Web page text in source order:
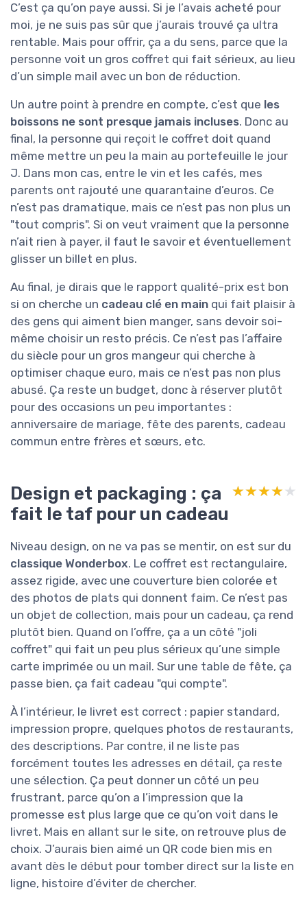
C’est ça qu’on paye aussi. Si je l’avais acheté pour
moi, je ne suis pas sûr que j’aurais trouvé ça ultra
rentable. Mais pour offrir, ça a du sens, parce que la
personne voit un gros coffret qui fait sérieux, au lieu
d’un simple mail avec un bon de réduction.
Un autre point à prendre en compte, c’est que les
boissons ne sont presque jamais incluses. Donc au
final, la personne qui reçoit le coffret doit quand
même mettre un peu la main au portefeuille le jour
J. Dans mon cas, entre le vin et les cafés, mes
parents ont rajouté une quarantaine d’euros. Ce
n’est pas dramatique, mais ce n’est pas non plus un
"tout compris". Si on veut vraiment que la personne
n’ait rien à payer, il faut le savoir et éventuellement
glisser un billet en plus.
Au final, je dirais que le rapport qualité-prix est bon
si on cherche un cadeau clé en main qui fait plaisir à
des gens qui aiment bien manger, sans devoir soi-
même choisir un resto précis. Ce n’est pas l’affaire
du siècle pour un gros mangeur qui cherche à
optimiser chaque euro, mais ce n’est pas non plus
abusé. Ça reste un budget, donc à réserver plutôt
pour des occasions un peu importantes :
anniversaire de mariage, fête des parents, cadeau
commun entre frères et sœurs, etc.
Design et packaging : ça
fait le taf pour un cadeau
★★★★★
★★★★★
Niveau design, on ne va pas se mentir, on est sur du
classique Wonderbox. Le coffret est rectangulaire,
assez rigide, avec une couverture bien colorée et
des photos de plats qui donnent faim. Ce n’est pas
un objet de collection, mais pour un cadeau, ça rend
plutôt bien. Quand on l’offre, ça a un côté "joli
coffret" qui fait un peu plus sérieux qu’une simple
carte imprimée ou un mail. Sur une table de fête, ça
passe bien, ça fait cadeau "qui compte".
À l’intérieur, le livret est correct : papier standard,
impression propre, quelques photos de restaurants,
des descriptions. Par contre, il ne liste pas
forcément toutes les adresses en détail, ça reste
une sélection. Ça peut donner un côté un peu
frustrant, parce qu’on a l’impression que la
promesse est plus large que ce qu’on voit dans le
livret. Mais en allant sur le site, on retrouve plus de
choix. J’aurais bien aimé un QR code bien mis en
avant dès le début pour tomber direct sur la liste en
ligne, histoire d’éviter de chercher.